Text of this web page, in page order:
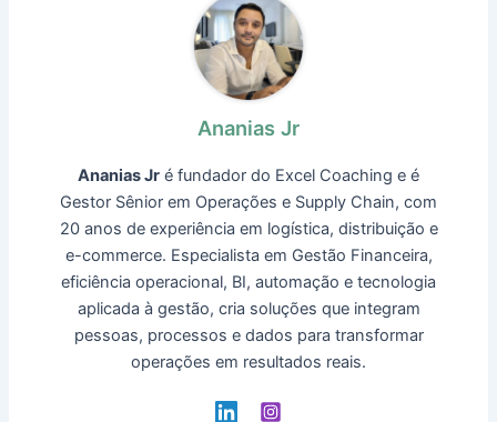
Ananias Jr
Ananias Jr é fundador do Excel Coaching e é
Gestor Sênior em Operações e Supply Chain, com
20 anos de experiência em logística, distribuição e
e-commerce. Especialista em Gestão Financeira,
eficiência operacional, BI, automação e tecnologia
aplicada à gestão, cria soluções que integram
pessoas, processos e dados para transformar
operações em resultados reais.